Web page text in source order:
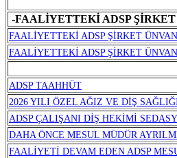
-FAALİYETTEKİ ADSP
FAALİYETTEKİ ADSP ŞİRKET
FAALİYETTEKİ ADSP ŞİRKET
ADSP TAAHHÜT
2026 YILI ÖZEL AĞIZ VE DİŞ
ADSP ÇALIŞANI DİŞ HEKİMİ
DAHA ÖNCE MESUL MÜDÜR
FAALİYETİ DEVAM EDEN ADSP